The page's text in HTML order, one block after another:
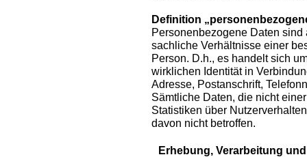
Definition
Personenbezogene Daten
sachliche Verhältnisse einer
Person. D.h., es handelt sich
wirklichen Identität in
Adresse, Postanschrift,
Sämtliche Daten, die nicht
Statistiken über
davon nicht betroffen.
Erhebung, Verarbeitung